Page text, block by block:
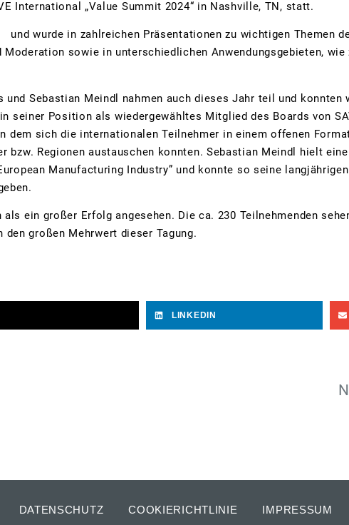
International „Value Summit 2024“ in Nashville, TN, statt.
und wurde in zahlreichen Präsentationen zu wichtigen Themen
sowie in unterschiedlichen Anwendungsgebieten, wie
und Sebastian Meindl nahmen auch dieses Jahr teil und konnten
seiner Position als wiedergewähltes Mitglied des Boards von
dem sich die internationalen Teilnehmer in einem offenen
bzw. Regionen austauschen konnten. Sebastian Meindl hielt
Manufacturing Industry” und konnte so seine
ein großer Erfolg angesehen. Die ca. 230 Teilnehmenden
den großen Mehrwert dieser Tagung.
LINKEDIN
DATENSCHUTZ COOKIERICHTLINIE IMPRESSUM